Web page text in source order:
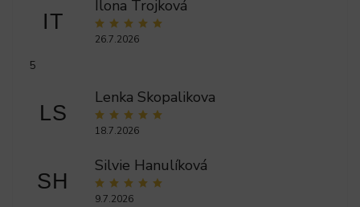
IT
Ilona Trojková
26.7.2026
5
LS
Lenka Skopalikova
18.7.2026
SH
Silvie Hanulíková
9.7.2026